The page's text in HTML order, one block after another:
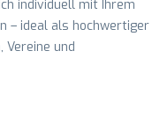
individuell mit Ihrem
– ideal als hochwertiger
und